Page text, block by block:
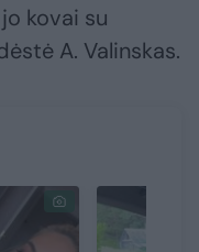
kovai su
A. Valinskas.